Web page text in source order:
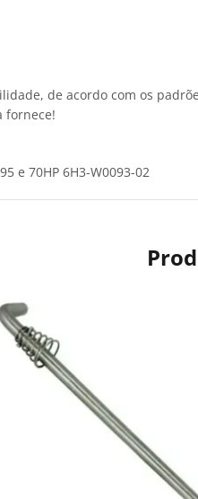
de acordo com os
fornece!
e 70HP 6H3-W0093-02